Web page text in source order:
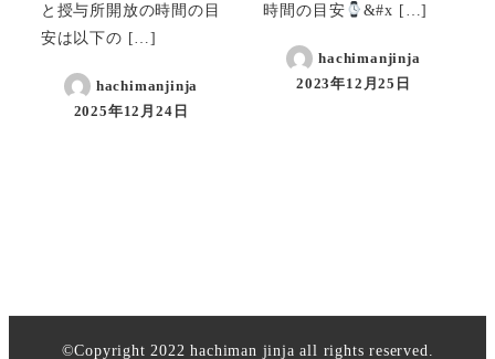
と授与所開放の時間の目
安は以下の […]
hachimanjinja
2025年12月24日
時間の目安
&#x […]
hachimanjinja
2023年12月25日
©Copyright 2022 hachiman jinja all rights reserved.